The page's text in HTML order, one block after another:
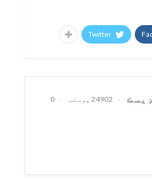
Twitter
24902 پوسٹس
0